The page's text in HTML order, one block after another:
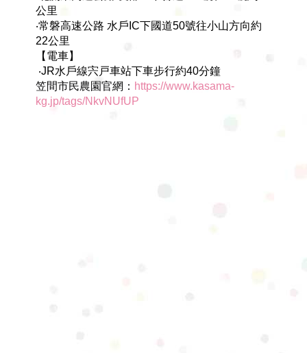
公里
‧常磐高速公路 水戶IC下國道50號往小山方向約
22公里
【電車】
‧JR水戶線宍戸車站下車步行約40分鐘
笠間市民農園官網： https://www.kasama-
kg.jp/tags/NkvNUfUP